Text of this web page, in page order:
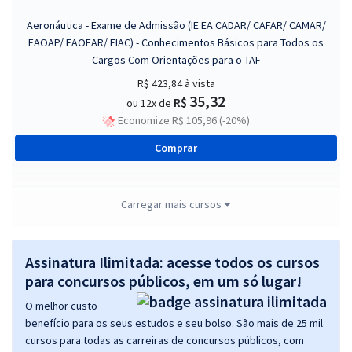
Aeronáutica - Exame de Admissão (IE EA CADAR/ CAFAR/ CAMAR/
EAOAP/ EAOEAR/ EIAC) - Conhecimentos Básicos para Todos os
Cargos Com Orientações para o TAF
R$ 423,84à vista
ou 12x de R$ 35,32
Economize R$ 105,96 (-20%)
Comprar
EAOAP/ EAOEAR/ EIAC) - Ciências Contábeis (Módulo Especial)
R$ 295,84à vista
ou 12x deR$ 24,65
Economize R$ 73,96 (-20%)
Comprar
Carregar mais cursos
Assinatura Ilimitada: acesse todos os cursos
para concursos públicos, em um só lugar!
O melhor custo
benefício para os seus estudos e seu bolso. São mais de 25 mil
cursos para todas as carreiras de concursos públicos, com